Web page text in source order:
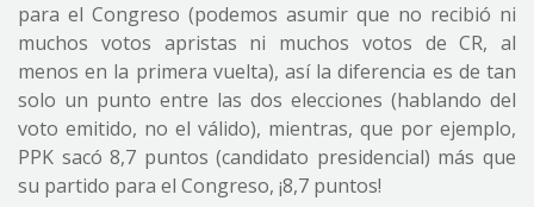
para el Congreso (podemos asumir que no recibió ni
muchos votos apristas ni muchos votos de CR, al
menos en la primera vuelta), así la diferencia es de tan
solo un punto entre las dos elecciones (hablando del
voto emitido, no el válido), mientras, que por ejemplo,
PPK sacó 8,7 puntos (candidato presidencial) más que
su partido para el Congreso, ¡8,7 puntos!